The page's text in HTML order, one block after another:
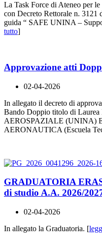
La Task Force di Ateneo per
con Decreto Rettorale n. 3121
guida “ SAFE UNINA –
tutto]
Approvazione atti
02-04-2026
In allegato il decreto di
Bando Doppio titolo di
AEROSPAZIALE (UNINA)
AERONAUTICA (Escuela
GRADUATORIA
di studio A.A. 2026/
02-04-2026
In allegato la Graduatoria. [